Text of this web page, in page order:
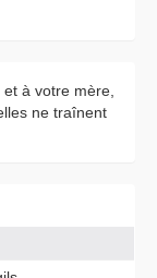
à votre mère,
ne traînent